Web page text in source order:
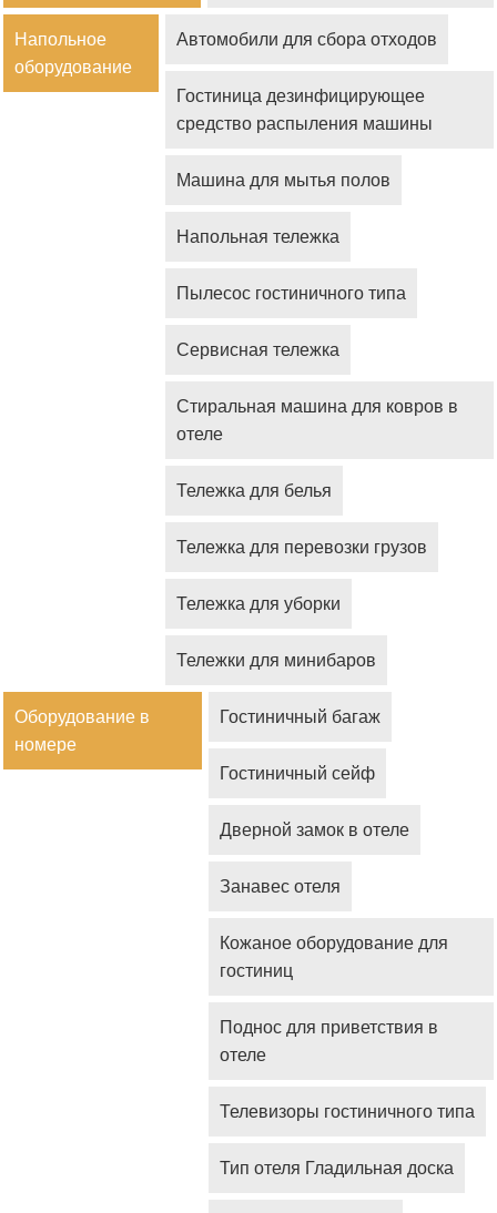
Напольное
оборудование
Автомобили для сбора отходов
Гостиница дезинфицирующее
средство распыления машины
Машина для мытья полов
Напольная тележка
Пылесос гостиничного типа
Сервисная тележка
Стиральная машина для ковров в
отеле
Тележка для белья
Тележка для перевозки грузов
Тележка для уборки
Тележки для минибаров
Оборудование в
номере
Гостиничный багаж
Гостиничный сейф
Дверной замок в отеле
Занавес отеля
Кожаное оборудование для
гостиниц
Поднос для приветствия в
отеле
Телевизоры гостиничного типа
Тип отеля Гладильная доска